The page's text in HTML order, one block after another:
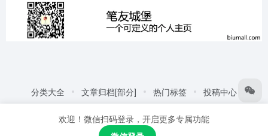
分类大全 文章归档[部分] 热门标签
投稿中心
笔友城堡 - 阅读是一种生活方式
欢迎！微信扫码登录，开启更多专属功能